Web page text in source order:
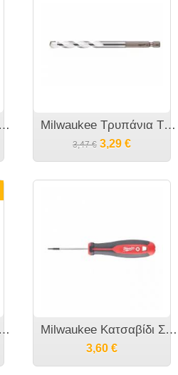
Milwaukee 4932451494 Φ230X3 Δίσκος κοπής σιδήρου Milwaukee Tρυπάνια TCT πολλαπλών υλικών
3,47 € 3,29 €
Milwaukee 4932449324 Κάτω μεταλλική φλάντζα γωνιακού τροχού Milwaukee Κατσαβίδι Σταυρός Torx Tri-Lobe TX
3,60 €